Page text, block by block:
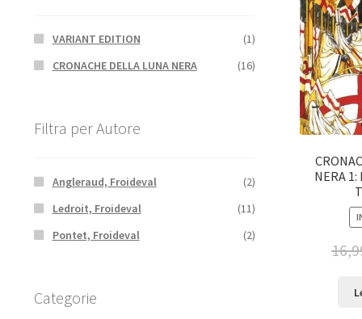
NERA 1:
VARIANT EDITION
(1)
CRONACHE DELLA LUNA NERA
(16)
Filtra per Autore
Angleraud, Froideval
(2)
Ledroit, Froideval
(11)
Pontet, Froideval
(2)
Categorie